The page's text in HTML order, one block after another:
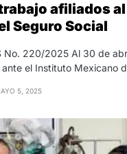
afiliados
Seguro Social
No. 220/2025 Al 30 de
el Instituto Mexicano
5, 2025